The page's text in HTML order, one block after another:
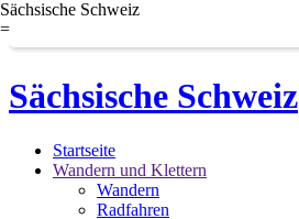
Sächsische Schweiz
=
Sächsische Schweiz
Startseite
Wandern und Klettern
Wandern
Radfahren